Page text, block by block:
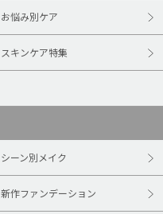
お悩み別ケア
スキンケア特集
シーン別メイク
新作ファンデーション